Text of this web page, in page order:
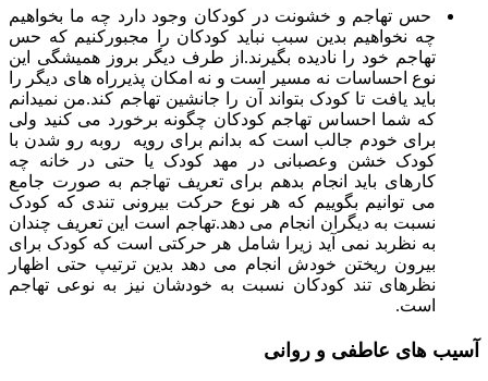
حس تهاجم و خشونت در کودکان وجود دارد چه ما بخواهیم
چه نخواهیم بدین سبب نباید کودکان را مجبورکنیم که حس
تهاجم خود را نادیده بگیرند.از طرف دیگر بروز همیشگی این
نوع احساسات نه مسیر است و نه امکان پذیرراه های دیگر را
باید یافت تا کودک بتواند آن را جانشین تهاجم کند.من نمیدانم
که شما احساس تهاجم کودکان چگونه برخورد می کنید ولی
برای خودم جالب است که بدانم برای رویه روبه رو شدن با
کودک خشن وعصبانی در مهد کودک یا حتی در خانه چه
کارهای باید انجام بدهم برای تعریف تهاجم به صورت جامع
می توانیم بگوییم که هر نوع حرکت بیرونی تندی که کودک
نسبت به دیگران انجام می دهد.تهاجم است این تعریف چندان
به نظربد نمی آید زیرا شامل هر حرکتی است که کودک برای
بیرون ریختن خودش انجام می دهد بدین ترتیپ حتی اظهار
نظرهای تند کودکان نسبت به خودشان نیز به نوعی تهاجم
است.
آسیب های عاطفی و روانی